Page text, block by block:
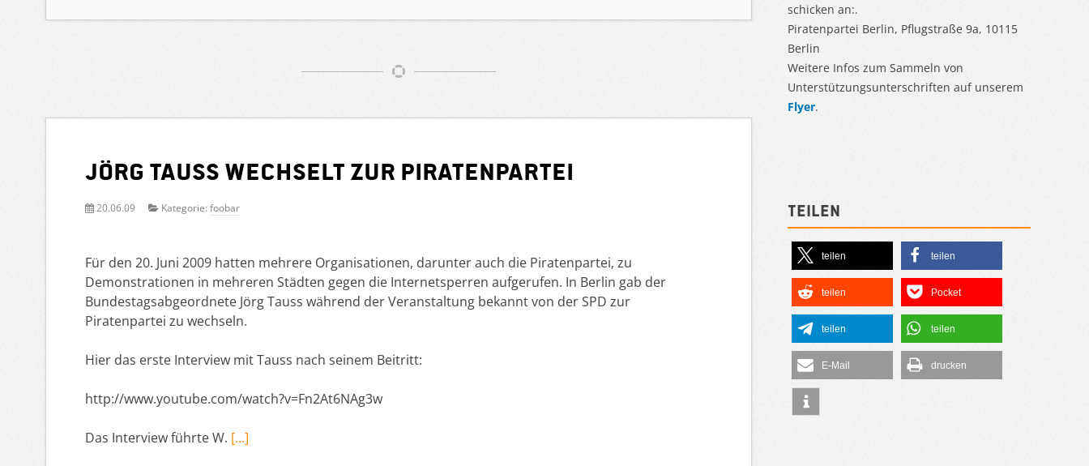
Jörg Tauss wechselt zur Piratenpartei
20.06.09 Kategorie: foobar
Für den 20. Juni 2009 hatten mehrere Organisationen, darunter auch die Piratenpartei, zu
Demonstrationen in mehreren Städten gegen die Internetsperren aufgerufen. In Berlin gab der
Bundestagsabgeordnete Jörg Tauss während der Veranstaltung bekannt von der SPD zur
Piratenpartei zu wechseln.
Hier das erste Interview mit Tauss nach seinem Beitritt:
http://www.youtube.com/watch?v=Fn2At6NAg3w
Das Interview führte W. […]
schicken an:.
Piratenpartei Berlin, Pflugstraße 9a, 10115
Berlin
Weitere Infos zum Sammeln von
Unterstützungsunterschriften auf unserem
Flyer.
Teilen
teilen teilen
teilen Pocket
teilen teilen
E-Mail drucken